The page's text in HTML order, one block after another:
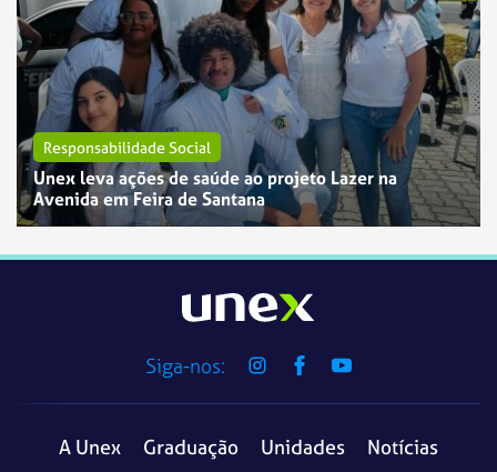
Responsabilidade Social
Unex leva ações de saúde ao projeto Lazer na
Avenida em Feira de Santana
Siga-nos:
A Unex Graduação Unidades
Notícias